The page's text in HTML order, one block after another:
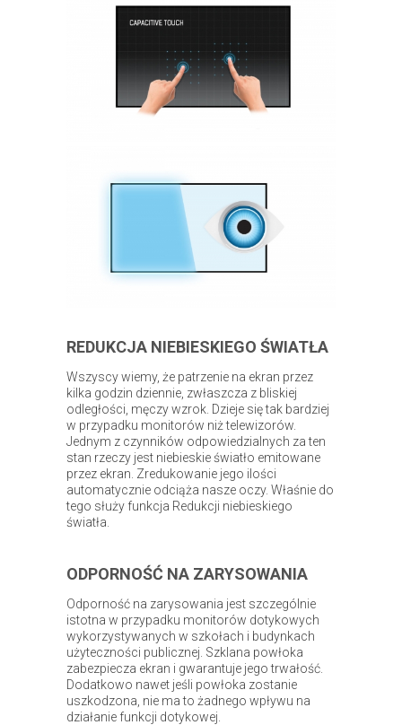
REDUKCJA NIEBIESKIEGO ŚWIATŁA
Wszyscy wiemy, że patrzenie na ekran przez
kilka godzin dziennie, zwłaszcza z bliskiej
odległości, męczy wzrok. Dzieje się tak bardziej
w przypadku monitorów niż telewizorów.
Jednym z czynników odpowiedzialnych za ten
stan rzeczy jest niebieskie światło emitowane
przez ekran. Zredukowanie jego ilości
automatycznie odciąża nasze oczy. Właśnie do
tego służy funkcja Redukcji niebieskiego
światła.
ODPORNOŚĆ NA ZARYSOWANIA
Odporność na zarysowania jest szczególnie
istotna w przypadku monitorów dotykowych
wykorzystywanych w szkołach i budynkach
użyteczności publicznej. Szklana powłoka
zabezpiecza ekran i gwarantuje jego trwałość.
Dodatkowo nawet jeśli powłoka zostanie
uszkodzona, nie ma to żadnego wpływu na
działanie funkcji dotykowej.